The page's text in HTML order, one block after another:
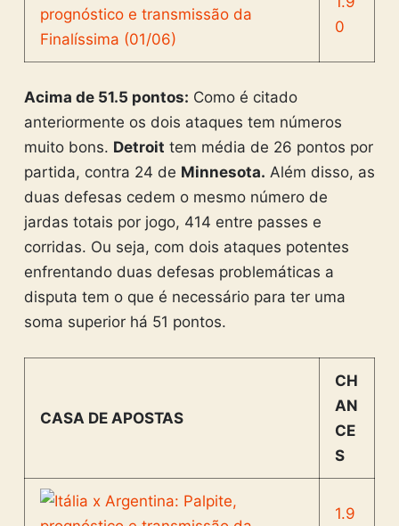
0
Acima de 51.5 pontos: Como é citado
anteriormente os dois ataques tem números
muito bons. Detroit tem média de 26 pontos por
partida, contra 24 de Minnesota. Além disso, as
duas defesas cedem o mesmo número de
jardas totais por jogo, 414 entre passes e
corridas. Ou seja, com dois ataques potentes
enfrentando duas defesas problemáticas a
disputa tem o que é necessário para ter uma
soma superior há 51 pontos.
CASA DE APOSTAS
CH
AN
CE
S
1.9